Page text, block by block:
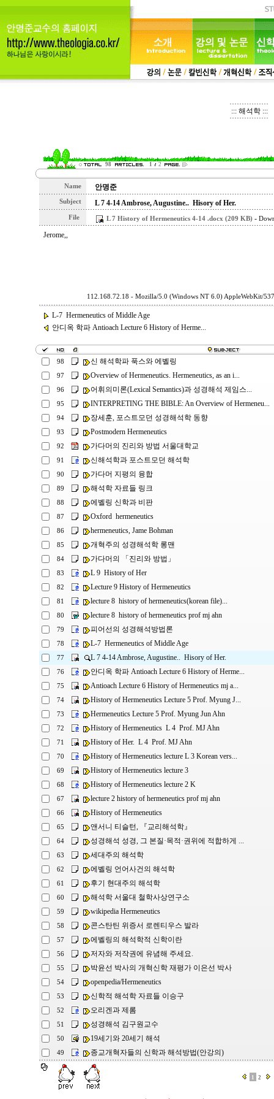
::: 해석학 :::
98 1 2
Name 안명준
Subject L 7 4-14 Ambrose, Augustine.. Hisory of Her.
File L 7 History of Hermeneutics 4-14 .docx (209 KB)-
Jerome,,
112.168.72.18 - Mozilla/5.0 (Windows NT 6.0) AppleWebKit/
L-7 Hermeneutics of Middle Age
안디옥 학파 Antioach Lecture 6 History of Herme...
98 신 해석학파 푹스와 에벨링
97 Overview of Hermeneutics. Hermeneutics, as an i...
96 어휘의미론(Lexical Semantics)과 성경해석 제임스...
95 INTERPRETING THE BIBLE: An Overview of Hermeneu...
94 장세훈, 포스트모던 성경해석학 동향
93 Postmodern Hermeneutics
92 가다머의 진리와 방법 서울대학교
91 신해석학과 포스트모던 해석학
90 가다머 지평의 융합
89 해석학 자료들 링크
88 에벨링 신학과 비판
87 Oxford hermeneutics
86 hermeneutics, Jame Bohman
85 개혁주의 성경해석학 롱맨
84 가다머의 「진리와 방법」
83 L 9 History of Her
82 Lecture 9 History of Hermeneutics
81 lecture 8 history of hermeneutics(korean file)...
80 lecture 8 history of hermeneutics prof mj ahn
79 피어선의 성경해석방법론
78 L-7 Hermeneutics of Middle Age
77 L 7 4-14 Ambrose, Augustine.. Hisory of Her.
76 안디옥 학파 Antioach Lecture 6 History of Herme...
75 Antioach Lecture 6 History of Hermeneutics mj a...
74 History of Hermeneutics Lecture 5 Prof. Myung J...
73 Hermeneutics Lecture 5 Prof. Myung Jun Ahn
72 History of Hermeneutics L 4 Prof. MJ Ahn
71 History of Her. L 4 Prof. MJ Ahn
70 History of Hermeneutics lecture L 3 Korean vers...
69 History of Hermeneutics lecture 3
68 History of Hermeneutics lecture 2 K
67 lecture 2 history of hermeneutics prof mj ahn
66 History of Hermeneutics
65 앤서니 티슬턴, 『교리해석학』
64 성경해석 성경, 그 본질·목적·권위에 적합하게 ...
63 세대주의 해석학
62 에벨링 언어사건의 해석학
61 후기 현대주의 해석학
60 해석학 서울대 철학사상연구소
59 wikipedia Hermeneutics
58 콘스탄틴 위증서 로렌티우스 발라
57 에벨링의 해석학적 신학이란
56 저자와 저작권에 유념해 주세요.
55 박윤선 박사의 개혁신학 재평가 이은선 박사
54 openpedia/Hermeneutics
53 신학적 해석학 자료들 이승구
52 오리겐과 제롬
51 성경해석 김구원교수
50 19세기와 20세기 해석
49 종교개혁자들의 신학과 해석방법(안강의)
1 2